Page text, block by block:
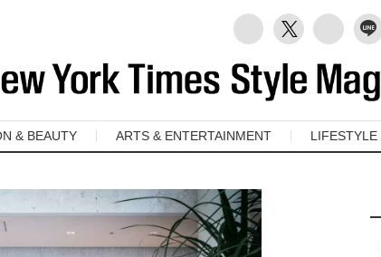
& BEAUTY ARTS & ENTERTAINMENT LIFESTYLE